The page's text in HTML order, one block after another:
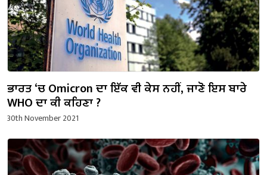
ਭਾਰਤ ‘ਚ Omicron ਦਾ ਇੱਕ ਵੀ ਕੇਸ ਨਹੀਂ, ਜਾਣੋ ਇਸ ਬਾਰੇ
WHO ਦਾ ਕੀ ਕਹਿਣਾ ?
30th November 2021